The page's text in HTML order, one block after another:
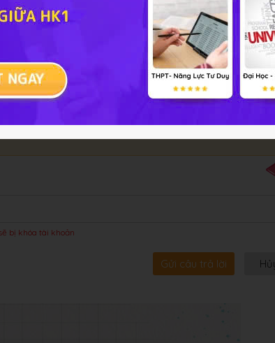
rễ cần tiêu hao năng lượng
bị khóa tài khoản
Gửi câu trả lời